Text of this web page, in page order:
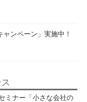
ンペーン」実施中！
ミナー「小さな会社の